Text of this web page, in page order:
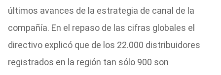
últimos avances de la estrategia de canal de la
compañía. En el repaso de las cifras globales el
directivo explicó que de los 22.000 distribuidores
registrados en la región tan sólo 900 son